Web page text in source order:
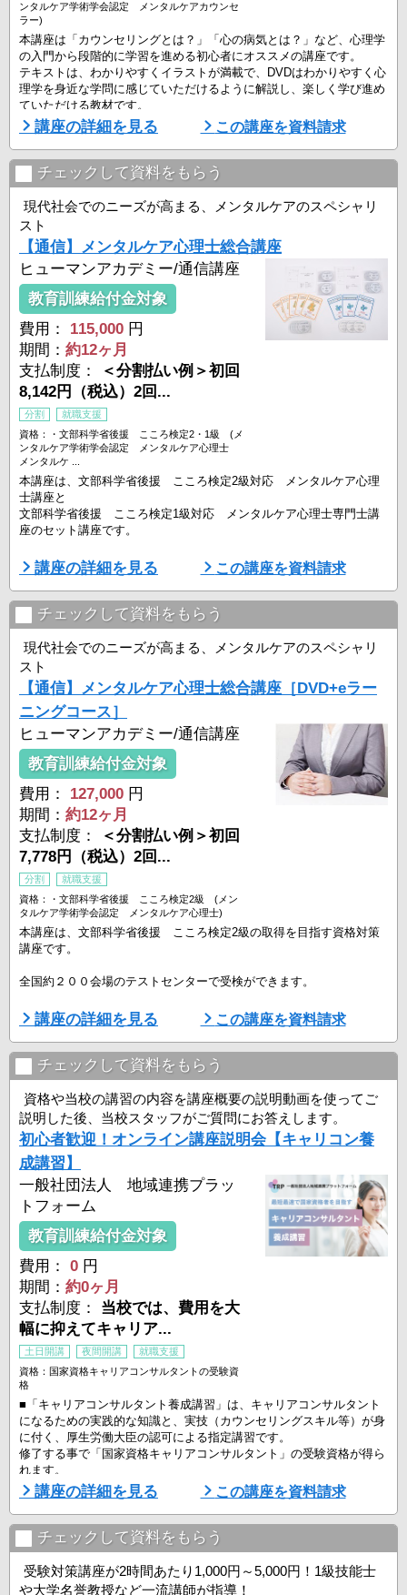
ンタルケア学術学会認定 メンタルケアカウンセ
ラー)
本講座は「カウンセリングとは？」「心の病気とは？」など、心理学
の入門から段階的に学習を進める初心者にオススメの講座です。
テキストは、わかりやすくイラストが満載で、DVDはわかりやすく心
理学を身近な学問に感じていただけるように解説し、楽しく学び進め
ていただける教材です。
カウンセリングの基本から日常生活にも活用できる身近なカウンセリ
ング方法が身につき、職場や、学校でのコミュニケーションの改善な
どにつなげることができます。
添削、質問指導のほか、学習相談においては、メール、FAX、郵送で
担当が丁寧 ...
講座の詳細を見る この講座を資料請求
チェックして資料をもらう
現代社会でのニーズが高まる、メンタルケアのスペシャリ
スト
【通信】メンタルケア心理士総合講座
ヒューマンアカデミー/通信講座
教育訓練給付金対象
費用：
115,000 円
期間： 約12ヶ月
支払制度：
＜分割払い例＞初回
8,142円（税込）2回...
分割
就職支援
資格：・文部科学省後援 こころ検定2・1級 (メ
ンタルケア学術学会認定 メンタルケア心理士
メンタルケ ...
本講座は、文部科学省後援 こころ検定2級対応 メンタルケア心理
士講座と
文部科学省後援 こころ検定1級対応 メンタルケア心理士専門士講
座のセット講座です。
条件を満たすと、メンタルケア学術学会認定 メンタルケア心理士、
メンタルケア心理専門士の資格取得も可能です。
メンタルケア心理士講座ではカウンセリング技法だけではなく、
「精神解剖生理学」や「精神医科学」といった医学的な見地からの学
習もします。
メンタルケア心理専門士講座では、現代社会のさまざまな課題や問題
を心理学的視点から幅広く学 ...
講座の詳細を見る この講座を資料請求
チェックして資料をもらう
現代社会でのニーズが高まる、メンタルケアのスペシャリ
スト
【通信】メンタルケア心理士総合講座［DVD+eラー
ニングコース］
ヒューマンアカデミー/通信講座
教育訓練給付金対象
費用：
127,000 円
期間： 約12ヶ月
支払制度：
＜分割払い例＞初回
7,778円（税込）2回...
分割
就職支援
資格：・文部科学省後援 こころ検定2級 (メン
タルケア学術学会認定 メンタルケア心理士)
本講座は、文部科学省後援 こころ検定2級の取得を目指す資格対策
講座です。
全国約２００会場のテストセンターで受検ができます。
さらに条件を満たすと、メンタルケア学術学会認定 メンタルケア心
理士の資格取得も可能です。
カウンセリング技法だけではなく、「精神解剖生理学」や「精神医科
学」といった医学的な見地からの学習もします。
≪講座POINT ≫
★POINT1★
文部科学省後援 こころ検定2級、メンタルケア学術学会認定 メン
タルケア心理士が目指せる。
社会でも非常に評価の高い資格取 ...
講座の詳細を見る この講座を資料請求
チェックして資料をもらう
資格や当校の講習の内容を講座概要の説明動画を使ってご
説明した後、当校スタッフがご質問にお答えします。
初心者歓迎！オンライン講座説明会【キャリコン養
成講習】
一般社団法人 地域連携プラッ
トフォーム
教育訓練給付金対象
費用：
0 円
期間： 約0ヶ月
支払制度： 当校では、費用を大
幅に抑えてキャリア...
土日開講 夜間開講
就職支援
資格：国家資格キャリアコンサルタントの受験資
格
■「キャリアコンサルタント養成講習」は、キャリアコンサルタント
になるための実践的な知識と、実技（カウンセリングスキル等）が身
に付く、厚生労働大臣の認可による指定講習です。
修了する事で「国家資格キャリアコンサルタント」の受験資格が得ら
れます。
■ こんな方におすすめ！
－人の役に立つ仕事がしたい
－傾聴力・質問力・コミュニケーション力を高めたい
－一生ものの専門性を身につけたい
－国家資格でキャリアアップや独立を目指したい
講座の詳細を見る この講座を資料請求
チェックして資料をもらう
受験対策講座が2時間あたり1,000円～5,000円！1級技能士
や大学名誉教授など一流講師が指導！